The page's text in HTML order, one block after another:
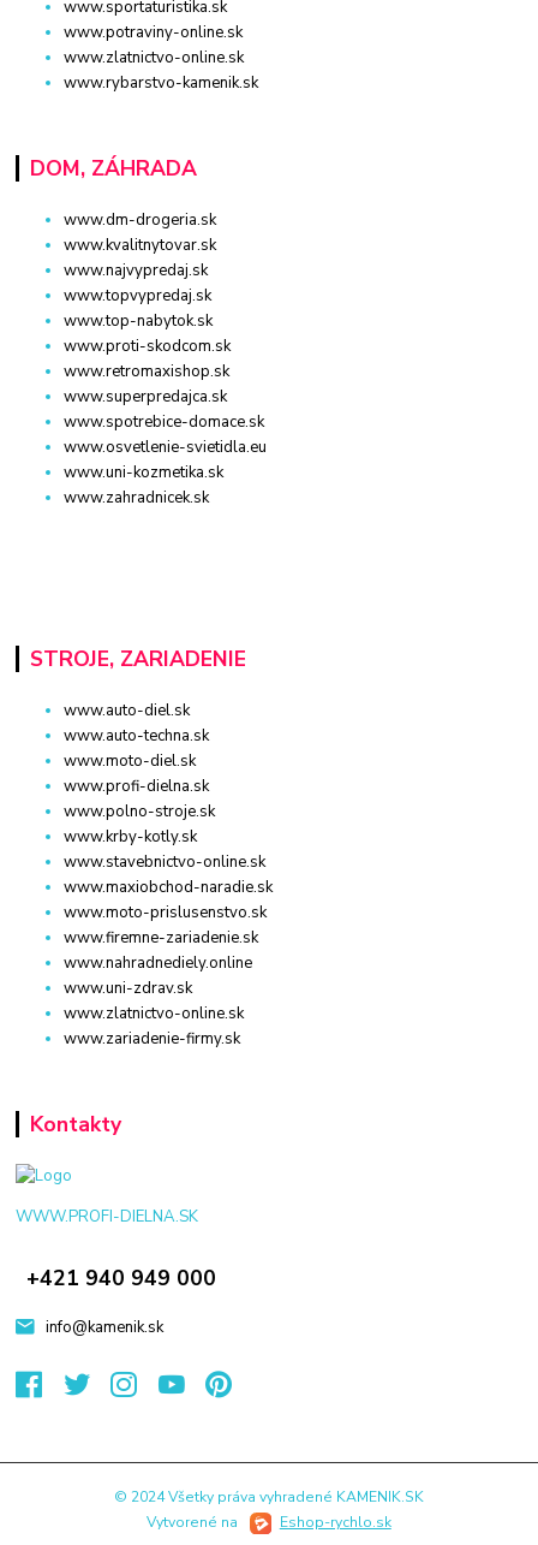
www.sportaturistika.sk
www.potraviny-online.sk
www.zlatnictvo-online.sk
www.rybarstvo-kamenik.sk
DOM, ZÁHRADA
www.dm-drogeria.sk
www.kvalitnytovar.sk
www.najvypredaj.sk
www.topvypredaj.sk
www.top-nabytok.sk
www.proti-skodcom.sk
www.retromaxishop.sk
www.superpredajca.sk
www.spotrebice-domace.sk
www.osvetlenie-svietidla.eu
www.uni-kozmetika.sk
www.zahradnicek.sk
STROJE, ZARIADENIE
www.auto-diel.sk
www.auto-techna.sk
www.moto-diel.sk
www.profi-dielna.sk
www.polno-stroje.sk
www.krby-kotly.sk
www.stavebnictvo-online.sk
www.maxiobchod-naradie.sk
www.moto-prislusenstvo.sk
www.firemne-zariadenie.sk
www.nahradnediely.online
www.uni-zdrav.sk
www.zlatnictvo-online.sk
www.zariadenie-firmy.sk
Kontakty
WWW.PROFI-DIELNA.SK
+421 940 949 000
info@kamenik.sk
© 2024 Všetky práva vyhradené KAMENIK.SK
Vytvorené na
Eshop-rychlo.sk